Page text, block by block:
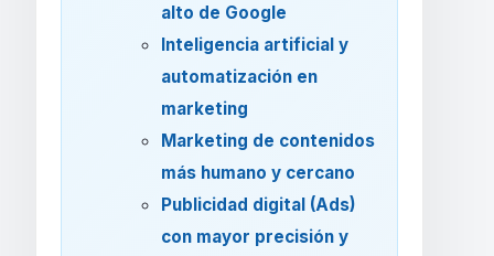
alto de Google
Inteligencia artificial y
automatización en
marketing
Marketing de contenidos
más humano y cercano
Publicidad digital (Ads)
con mayor precisión y